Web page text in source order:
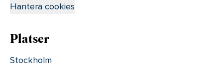
Hantera cookies
Platser
Stockholm